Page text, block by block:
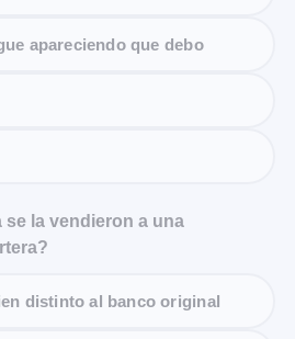
apareciendo que debo
se la vendieron a una
distinto al banco original